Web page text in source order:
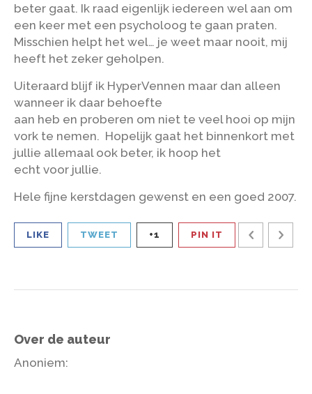
beter gaat. Ik raad eigenlijk iedereen wel aan om
een keer met een psycholoog te gaan praten.
Misschien helpt het wel… je weet maar nooit, mij
heeft het zeker geholpen.
Uiteraard blijf ik HyperVennen maar dan alleen
wanneer ik daar behoefte
aan heb en proberen om niet te veel hooi op mijn
vork te nemen. Hopelijk gaat het binnenkort met
jullie allemaal ook beter, ik hoop het
echt voor jullie.
Hele fijne kerstdagen gewenst en een goed 2007.
LIKE TWEET +1 PIN IT
Over de auteur
Anoniem: